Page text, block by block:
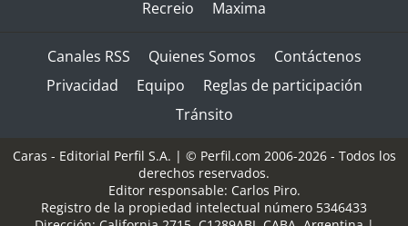
Recreio
Maxima
Canales RSS Quienes Somos
Contáctenos
Privacidad
Equipo
Reglas de participación
Tránsito
Caras - Editorial Perfil S.A. | © Perfil.com 2006-2026 - Todos los
derechos reservados.
Editor responsable: Carlos Piro.
Registro de la propiedad intelectual número 5346433